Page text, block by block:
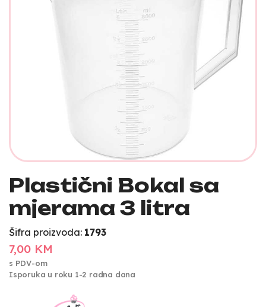
Plastični Bokal sa
mjerama 3 litra
Šifra proizvoda: 1793
7,00 KM
s PDV-om
Isporuka u roku 1-2 radna dana